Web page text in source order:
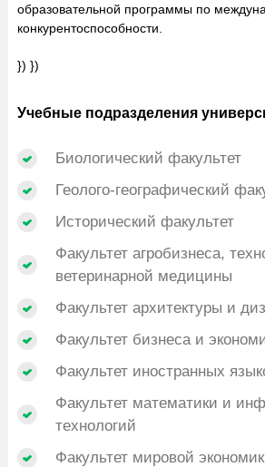
образовательной программы по
конкурентоспособности.
}) })
Учебные подразделения
Биологический факультет
Геолого-географический
Исторический факультет
Факультет агробизнеса,
ветеринарной медицины
Факультет архитектуры и
Факультет бизнеса и
Факультет иностранных
Факультет математики и
технологий
Факультет мировой